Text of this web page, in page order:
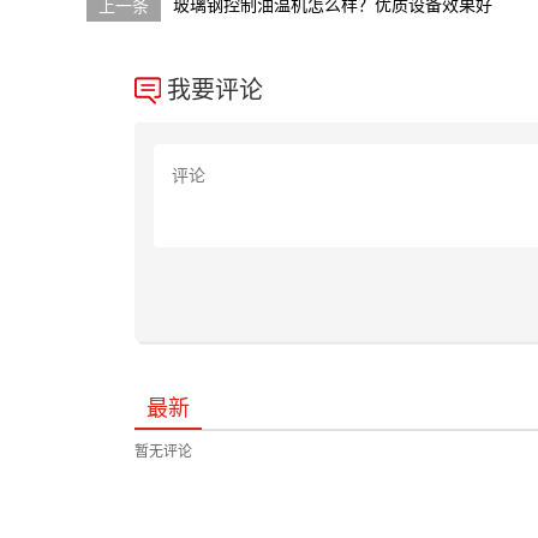
玻璃钢控制油温机怎么样？优质设备效果好
我要评论
最新
暂无评论